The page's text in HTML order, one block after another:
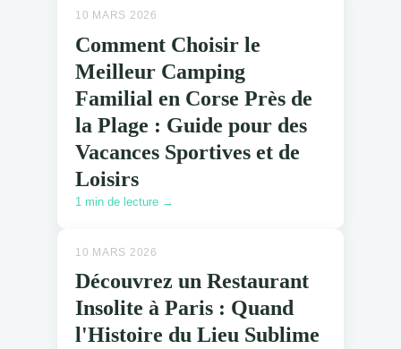
10 MARS 2026
Comment Choisir le
Meilleur Camping
Familial en Corse Près de
la Plage : Guide pour des
Vacances Sportives et de
Loisirs
1 min de lecture →
10 MARS 2026
Découvrez un Restaurant
Insolite à Paris : Quand
l'Histoire du Lieu Sublime